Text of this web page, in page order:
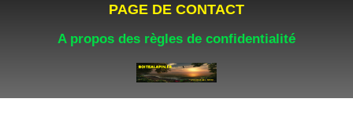
PAGE DE CONTACT
A propos des règles de confidentialité